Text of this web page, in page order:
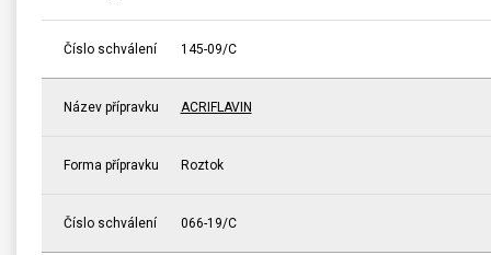
Číslo schválení 145-09/C
Název přípravku ACRIFLAVIN
Forma přípravku Roztok
Číslo schválení 066-19/C